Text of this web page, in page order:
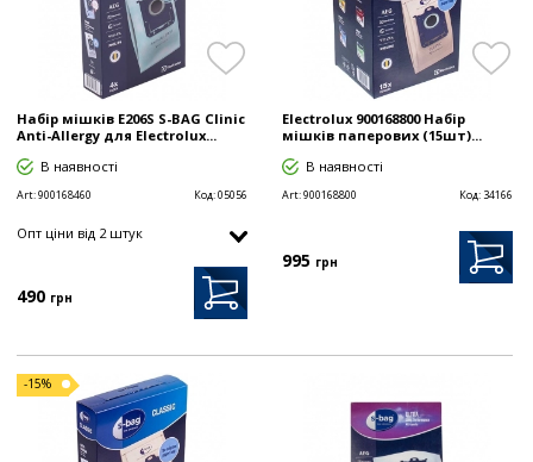
Набір мішків E206S S-BAG Clinic
Anti-Allergy для Electrolux...
В наявності
Art:900168460 Код:05056
Опт цiни від 2 штук
490 грн
Electrolux 900168800 Набір
мішків паперових (15шт)...
В наявності
Art:900168800 Код: 34166
995 грн
-15%